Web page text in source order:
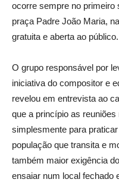
ocorre sempre no primeiro
praça Padre João Maria,
gratuita e aberta ao público.
O grupo responsável por
iniciativa do compositor e
revelou em entrevista ao
que a princípio as
simplesmente para
população que transita e
também maior exigência
ensaiar num local fechado